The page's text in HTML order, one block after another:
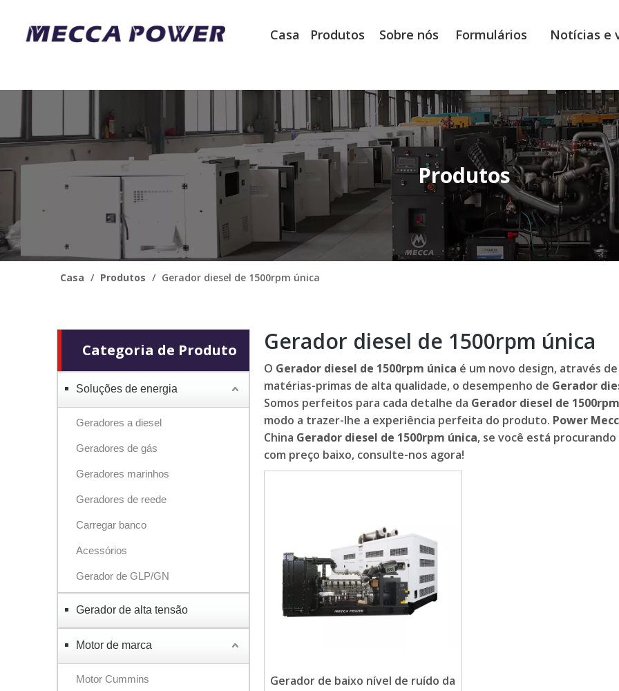
Casa Produtos Sobre nós Formulários Notícias e
Produtos
Casa / Produtos / Gerador diesel de 1500rpm única
Categoria de Produto
Soluções de energia
Geradores a diesel
Geradores de gás
Geradores marinhos
Geradores de reede
Carregar banco
Acessórios
Gerador de GLP/GN
Gerador de alta tensão
Motor de marca
Motor Cummins
Gerador diesel de 1500rpm única
O Gerador diesel de 1500rpm única é um novo design, através
matérias-primas de alta qualidade, o desempenho de Gerador
Somos perfeitos para cada detalhe da Gerador diesel de
modo a trazer-lhe a experiência perfeita do produto. Power
China Gerador diesel de 1500rpm única, se você está
com preço baixo, consulte-nos agora!
Gerador de baixo nível de ruído da